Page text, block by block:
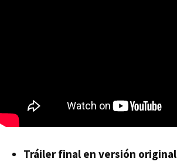
Tráiler final en versión original